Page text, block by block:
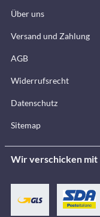
Über uns
Versand und Zahlung
AGB
Widerrufsrecht
Datenschutz
Sitemap
Wir verschicken mit